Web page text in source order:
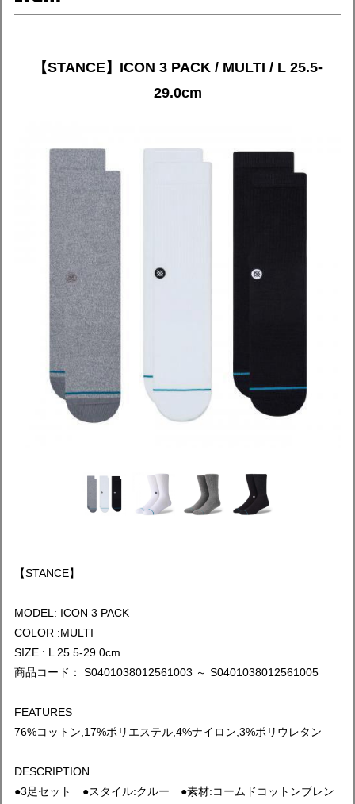
【STANCE】ICON 3 PACK / MULTI / L 25.5-
29.0cm
【STANCE】
MODEL: ICON 3 PACK
COLOR :MULTI
SIZE : L 25.5-29.0cm
商品コード： S0401038012561003 ～ S0401038012561005
FEATURES
76%コットン,17%ポリエステル,4%ナイロン,3%ポリウレタン
DESCRIPTION
●3足セット ●スタイル:クルー ●素材:コームドコットンブレン